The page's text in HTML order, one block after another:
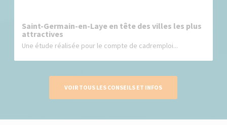
Saint-Germain-en-Laye en tête des villes les plus
attractives
Une étude réalisée pour le compte de cadremploi...
VOIR TOUS LES CONSEILS ET INFOS